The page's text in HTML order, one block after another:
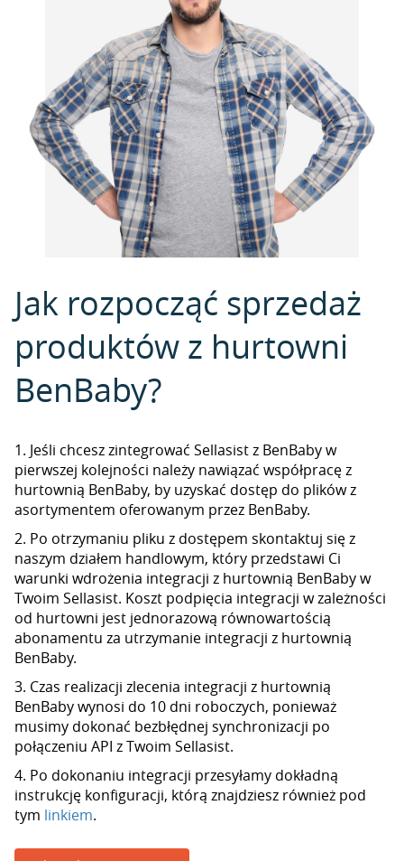
Jak rozpocząć sprzedaż
produktów z hurtowni
BenBaby?
1. Jeśli chcesz zintegrować Sellasist z BenBaby w
pierwszej kolejności należy nawiązać współpracę z
hurtownią BenBaby, by uzyskać dostęp do plików z
asortymentem oferowanym przez BenBaby.
2. Po otrzymaniu pliku z dostępem skontaktuj się z
naszym działem handlowym, który przedstawi Ci
warunki wdrożenia integracji z hurtownią BenBaby w
Twoim Sellasist. Koszt podpięcia integracji w zależności
od hurtowni jest jednorazową równowartością
abonamentu za utrzymanie integracji z hurtownią
BenBaby.
3. Czas realizacji zlecenia integracji z hurtownią
BenBaby wynosi do 10 dni roboczych, ponieważ
musimy dokonać bezbłędnej synchronizacji po
połączeniu API z Twoim Sellasist.
4. Po dokonaniu integracji przesyłamy dokładną
instrukcję konfiguracji, którą znajdziesz również pod
tym linkiem.